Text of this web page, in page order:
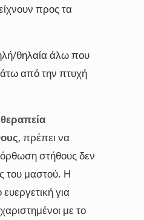
προς τα
θηλαία άλω που
από την πτυχή
, πρέπει να
στήθους δεν
του μαστού. Η
για
με το